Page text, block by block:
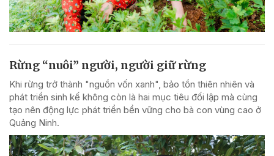
Rừng “nuôi” người, người giữ rừng
Khi rừng trở thành "nguồn vốn xanh", bảo tồn thiên nhiên và
phát triển sinh kế không còn là hai mục tiêu đối lập mà cùng
tạo nên động lực phát triển bền vững cho bà con vùng cao ở
Quảng Ninh.